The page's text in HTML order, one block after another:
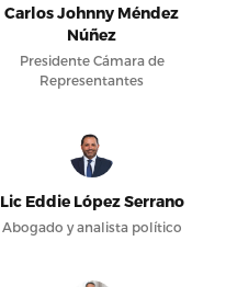
Carlos Johnny Méndez
Núñez
Presidente Cámara de
Representantes
Lic Eddie López Serrano
Abogado y analista político